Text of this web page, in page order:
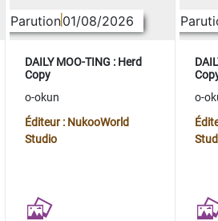
Parution01/08/2026
DAILY MOO-TING : Herd
Copy
o-okun
Éditeur : NukooWorld
Studio
o-